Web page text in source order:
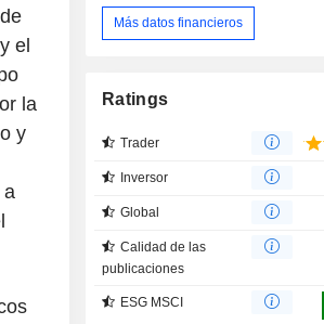
el
la
y
a
Más datos financieros
Ratings
Trader
Inversor
Global
Calidad de las
publicaciones
ESG MSCI